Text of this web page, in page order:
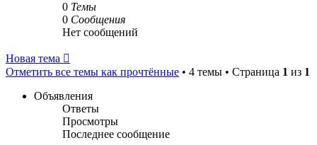
0 Темы
0 Сообщения
Нет сообщений
Новая тема
Отметить все темы как прочтённые • 4 темы • Страница 1 из 1
Объявления
Ответы
Просмотры
Последнее сообщение